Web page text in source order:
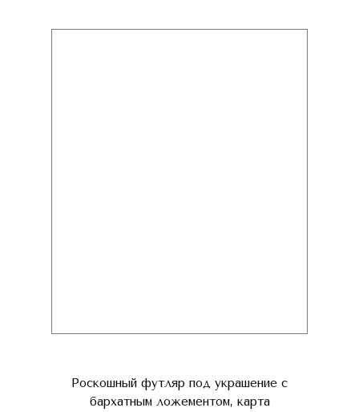
Роскошный футляр под украшение с
бархатным ложементом, карта